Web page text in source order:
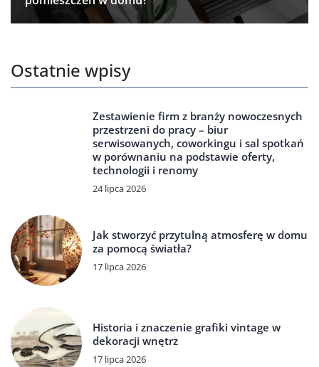
Ostatnie wpisy
Zestawienie firm z branży nowoczesnych
przestrzeni do pracy – biur
serwisowanych, coworkingu i sal spotkań
w porównaniu na podstawie oferty,
technologii i renomy
24 lipca 2026
Jak stworzyć przytulną atmosferę w domu
za pomocą światła?
17 lipca 2026
Historia i znaczenie grafiki vintage w
dekoracji wnętrz
17 lipca 2026